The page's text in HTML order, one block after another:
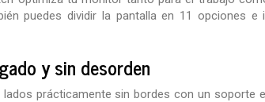
puedes dividir la pantalla en 11 opciones
y sin desorden
lados prácticamente sin bordes con un soporte